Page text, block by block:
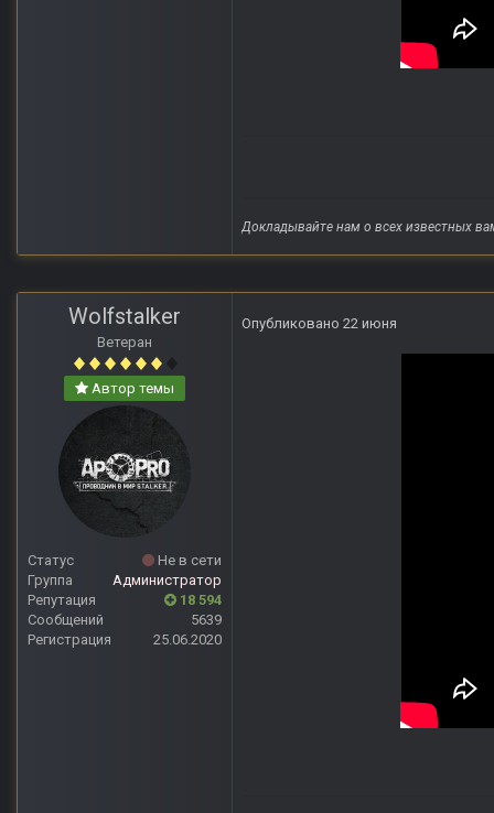
Докладывайте нам о всех известных
Wolfstalker
Ветеран
Автор темы
Статус
Не в сети
Группа
Администратор
Репутация
18 594
Сообщений
5639
Регистрация
25.06.2020
Опубликовано 22 июня